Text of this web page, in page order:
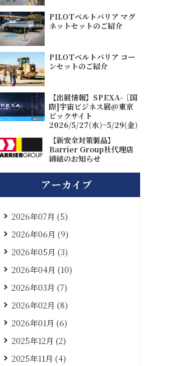
PILOTベルトバリア マグ
ネットセットのご紹介
PILOTベルトバリア コー
ンセットのご紹介
【出展情報】SPEXA-［国
際]宇宙ビジネス展@東京
ビックサイト
2026/5/27(水)~5/29(金)
【新安全対策製品】
Barrier Group社代理店
締結のお知らせ
アーカイブ
2026年07月 (5)
2026年06月 (9)
2026年05月 (3)
2026年04月 (10)
2026年03月 (7)
2026年02月 (8)
2026年01月 (6)
2025年12月 (2)
2025年11月 (4)